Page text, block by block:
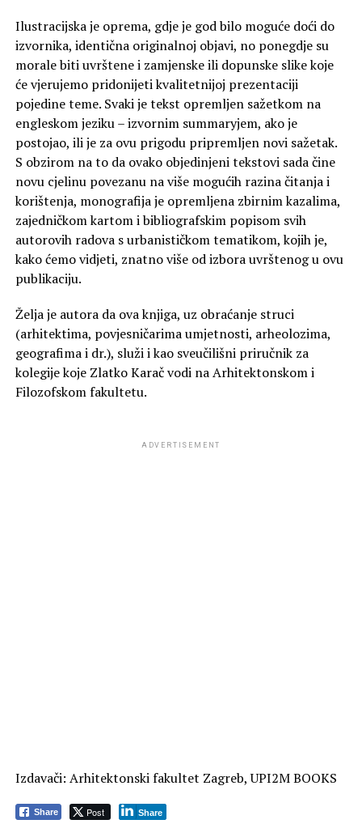
Ilustracijska je oprema, gdje je god bilo moguće doći do
izvornika, identična originalnoj objavi, no ponegdje su
morale biti uvrštene i zamjenske ili dopunske slike koje
će vjerujemo pridonijeti kvalitetnijoj prezentaciji
pojedine teme. Svaki je tekst opremljen sažetkom na
engleskom jeziku – izvornim summaryjem, ako je
postojao, ili je za ovu prigodu pripremljen novi sažetak.
S obzirom na to da ovako objedinjeni tekstovi sada čine
novu cjelinu povezanu na više mogućih razina čitanja i
korištenja, monografija je opremljena zbirnim kazalima,
zajedničkom kartom i bibliografskim popisom svih
autorovih radova s urbanističkom tematikom, kojih je,
kako ćemo vidjeti, znatno više od izbora uvrštenog u ovu
publikaciju.
Želja je autora da ova knjiga, uz obraćanje struci
(arhitektima, povjesničarima umjetnosti, arheolozima,
geografima i dr.), služi i kao sveučilišni priručnik za
kolegije koje Zlatko Karač vodi na Arhitektonskom i
Filozofskom fakultetu.
ADVERTISEMENT
Izdavači: Arhitektonski fakultet Zagreb, UPI2M BOOKS
Share Post Share